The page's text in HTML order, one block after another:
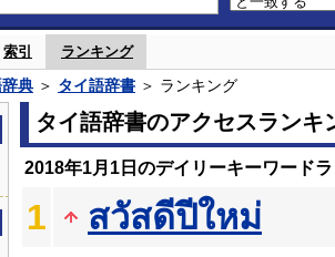
索引 ランキング
典 ＞ タイ語辞書 ＞ ランキング
タイ語辞書のアクセスランキ
2018年1月1日のデイリーキーワード
1
สวัสดีปีใหม่